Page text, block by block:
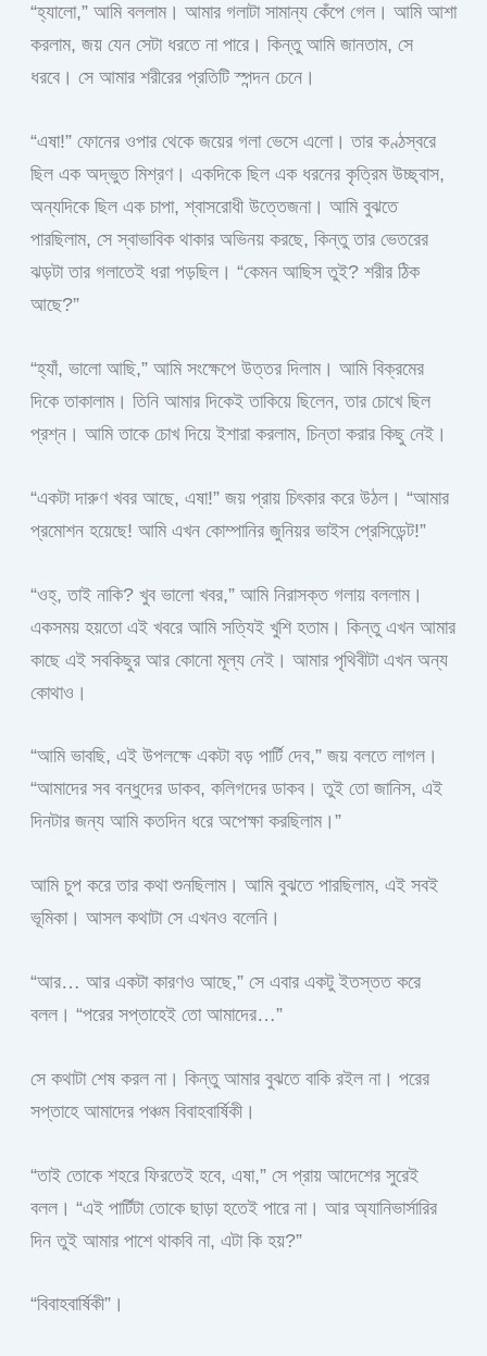
“হ্যালো,” আমি বললাম। আমার গলাটা সামান্য কেঁপে গেল। আমি আশা
করলাম, জয় যেন সেটা ধরতে না পারে। কিন্তু আমি জানতাম, সে
ধরবে। সে আমার শরীরের প্রতিটি স্পন্দন চেনে।
“এষা!” ফোনের ওপার থেকে জয়ের গলা ভেসে এলো। তার কণ্ঠস্বরে
ছিল এক অদ্ভুত মিশ্রণ। একদিকে ছিল এক ধরনের কৃত্রিম উচ্ছ্বাস,
অন্যদিকে ছিল এক চাপা, শ্বাসরোধী উত্তেজনা। আমি বুঝতে
পারছিলাম, সে স্বাভাবিক থাকার অভিনয় করছে, কিন্তু তার ভেতরের
ঝড়টা তার গলাতেই ধরা পড়ছিল। “কেমন আছিস তুই? শরীর ঠিক
আছে?”
“হ্যাঁ, ভালো আছি,” আমি সংক্ষেপে উত্তর দিলাম। আমি বিক্রমের
দিকে তাকালাম। তিনি আমার দিকেই তাকিয়ে ছিলেন, তার চোখে ছিল
প্রশ্ন। আমি তাকে চোখ দিয়ে ইশারা করলাম, চিন্তা করার কিছু নেই।
“একটা দারুণ খবর আছে, এষা!” জয় প্রায় চিৎকার করে উঠল। “আমার
প্রমোশন হয়েছে! আমি এখন কোম্পানির জুনিয়র ভাইস প্রেসিডেন্ট!”
“ওহ্, তাই নাকি? খুব ভালো খবর,” আমি নিরাসক্ত গলায় বললাম।
একসময় হয়তো এই খবরে আমি সত্যিই খুশি হতাম। কিন্তু এখন আমার
কাছে এই সবকিছুর আর কোনো মূল্য নেই। আমার পৃথিবীটা এখন অন্য
কোথাও।
“আমি ভাবছি, এই উপলক্ষে একটা বড় পার্টি দেব,” জয় বলতে লাগল।
“আমাদের সব বন্ধুদের ডাকব, কলিগদের ডাকব। তুই তো জানিস, এই
দিনটার জন্য আমি কতদিন ধরে অপেক্ষা করছিলাম।”
আমি চুপ করে তার কথা শুনছিলাম। আমি বুঝতে পারছিলাম, এই সবই
ভূমিকা। আসল কথাটা সে এখনও বলেনি।
“আর… আর একটা কারণও আছে,” সে এবার একটু ইতস্তত করে
বলল। “পরের সপ্তাহেই তো আমাদের…”
সে কথাটা শেষ করল না। কিন্তু আমার বুঝতে বাকি রইল না। পরের
সপ্তাহে আমাদের পঞ্চম বিবাহবার্ষিকী।
“তাই তোকে শহরে ফিরতেই হবে, এষা,” সে প্রায় আদেশের সুরেই
বলল। “এই পার্টিটা তোকে ছাড়া হতেই পারে না। আর অ্যানিভার্সারির
দিন তুই আমার পাশে থাকবি না, এটা কি হয়?”
“বিবাহবার্ষিকী”।